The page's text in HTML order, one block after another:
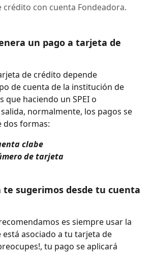
crédito con cuenta Fondeadora.
un pago a tarjeta de
de crédito depende
de cuenta de la institución de
que haciendo un SPEI o
normalmente, los pagos se
dos formas:
clabe
de tarjeta
es siempre usar la
está asociado a tu tarjeta de
tu pago se aplicará